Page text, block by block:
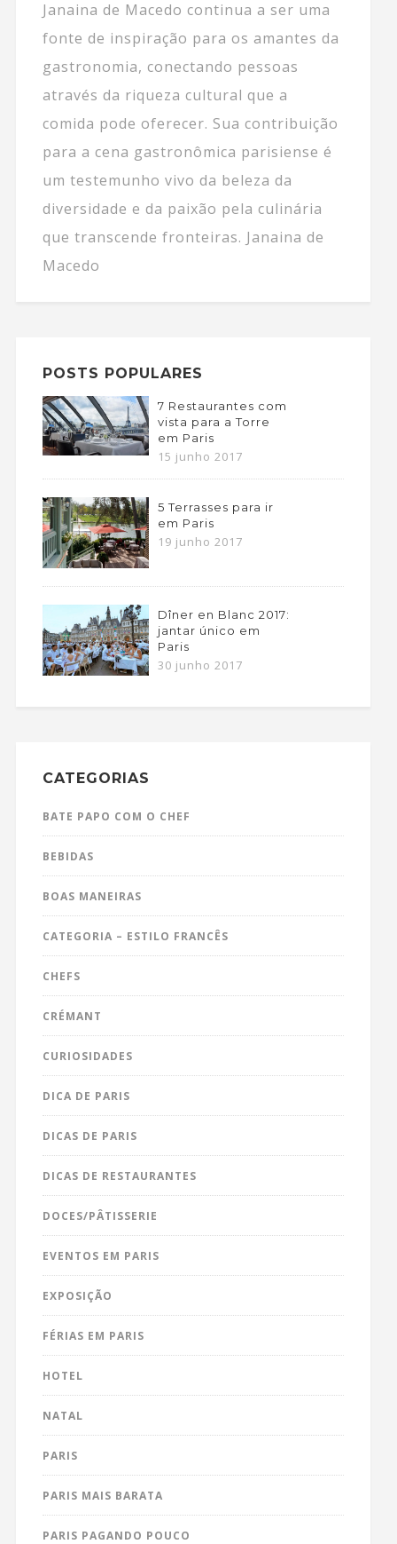
Janaina de Macedo continua a ser uma
fonte de inspiração para os amantes da
gastronomia, conectando pessoas
através da riqueza cultural que a
comida pode oferecer. Sua contribuição
para a cena gastronômica parisiense é
um testemunho vivo da beleza da
diversidade e da paixão pela culinária
que transcende fronteiras. Janaina de
Macedo
POSTS POPULARES
7 Restaurantes com
vista para a Torre
em Paris
15 junho 2017
5 Terrasses para ir
em Paris
19 junho 2017
Dîner en Blanc 2017:
jantar único em
Paris
30 junho 2017
CATEGORIAS
BATE PAPO COM O CHEF
BEBIDAS
BOAS MANEIRAS
CATEGORIA – ESTILO FRANCÊS
CHEFS
CRÉMANT
CURIOSIDADES
DICA DE PARIS
DICAS DE PARIS
DICAS DE RESTAURANTES
DOCES/PÂTISSERIE
EVENTOS EM PARIS
EXPOSIÇÃO
FÉRIAS EM PARIS
HOTEL
NATAL
PARIS
PARIS MAIS BARATA
PARIS PAGANDO POUCO